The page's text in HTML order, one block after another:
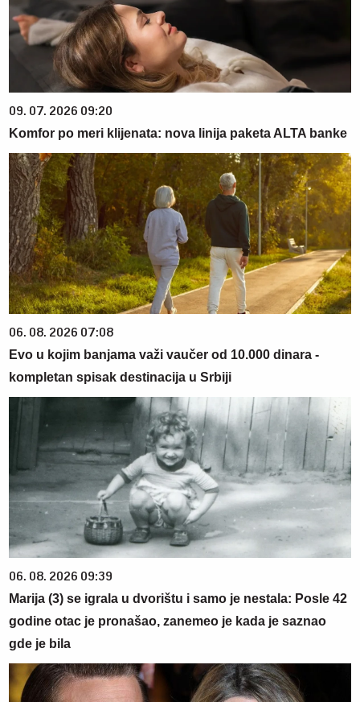
09. 07. 2026 09:20
Komfor po meri klijenata: nova linija paketa ALTA banke
06. 08. 2026 07:08
Evo u kojim banjama važi vaučer od 10.000 dinara -
kompletan spisak destinacija u Srbiji
06. 08. 2026 09:39
Marija (3) se igrala u dvorištu i samo je nestala: Posle 42
godine otac je pronašao, zanemeo je kada je saznao
gde je bila